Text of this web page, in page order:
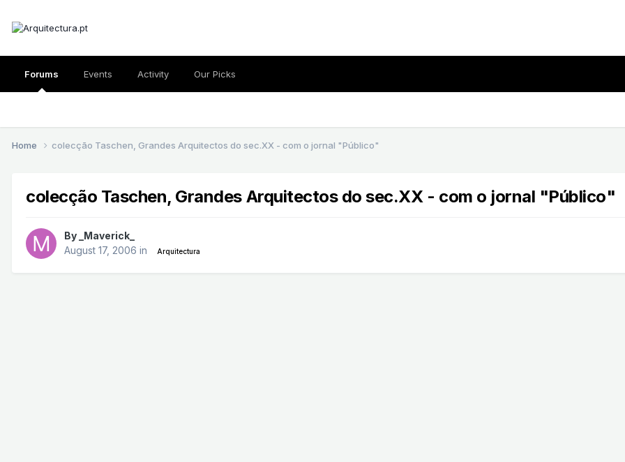
Forums Events Activity Our Picks
Home colecção Taschen, Grandes Arquitectos do sec.XX - com o jornal "Público"
colecção Taschen, Grandes Arquitectos do sec.XX - com o jornal "Público"
By
_Maverick_
August 17, 2006 in Arquitectura